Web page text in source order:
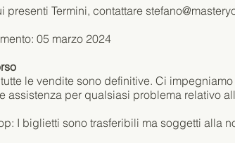
presenti Termini, contattare
05 marzo 2024
le vendite sono definitive. Ci
assistenza per qualsiasi problema relativo
I biglietti sono trasferibili ma soggetti alla